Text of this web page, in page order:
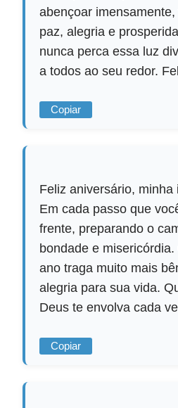
abençoar
paz, alegria e
nunca perca essa luz
a todos ao seu redor.
Copiar
Feliz aniversário, minha
Em cada passo que
frente, preparando o
bondade e
ano traga muito mais
alegria para sua vida.
Deus te envolva cada
Copiar